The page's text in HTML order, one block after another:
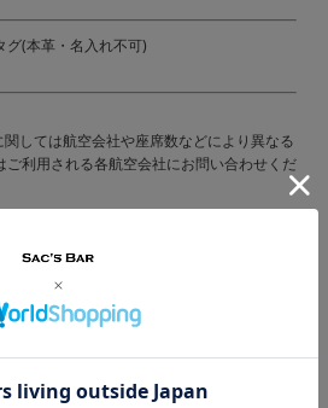
(本革・名入れ不可)
しては航空会社や座席数などにより異なる
利用される各航空会社にお問い合わせくだ
品に近いカラーにて掲載をしております。
は設定により、実際の色味と異なる場合もあ
ださい。
際に測った寸法となります。商品の素材等
る商品によっては、天然素材の特性上、部